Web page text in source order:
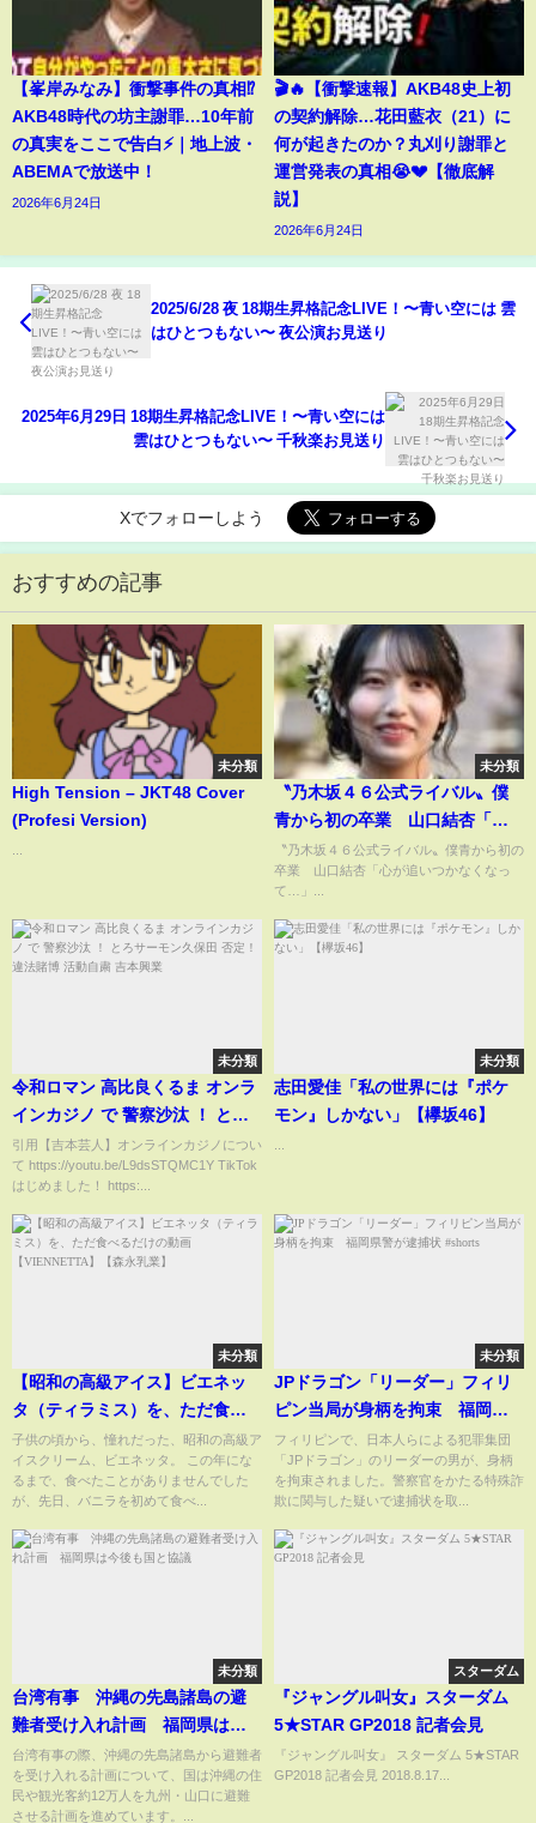
【峯岸みなみ】衝撃事件の真相⁉️
AKB48時代の坊主謝罪…10年前
の真実をここで告白⚡️｜地上波・
ABEMAで放送中！
2026年6月24日
🎬🔥【衝撃速報】AKB48史上初
の契約解除…花田藍衣（21）に
何が起きたのか？丸刈り謝罪と
運営発表の真相😭💔【徹底解
説】
2026年6月24日
2025/6/28 夜 18期生昇格記念LIVE！〜青い空には 雲
はひとつもない〜 夜公演お見送り
2025年6月29日 18期生昇格記念LIVE！〜青い空には
雲はひとつもない〜 千秋楽お見送り
Xでフォローしよう
おすすめの記事
未分類
High Tension – JKT48 Cover
(Profesi Version)
未分類
〝乃木坂４６公式ライバル〟僕
青から初の卒業 山口結杏「心
が追いつかなくなって…」
〝乃木坂４６公式ライバル〟僕青から初の
卒業 山口結杏「心が追いつかなくなっ
て…」...
未分類
令和ロマン 高比良くるま オンラ
インカジノ で 警察沙汰 ！ とろ
サーモン久保田 否定！ 違法賭博
活動自粛 吉本興業
引用【吉本芸人】オンラインカジノについ
て https://youtu.be/L9dsSTQMC1Y TikTok
はじめました！ https:...
未分類
志田愛佳「私の世界には『ポケ
モン』しかない」【欅坂46】
未分類
【昭和の高級アイス】ビエネッ
タ（ティラミス）を、ただ食べ
るだけの動画【VIENNETTA】
【森永乳業】
子供の頃から、憧れだった、昭和の高級ア
イスクリーム、ビエネッタ。 この年にな
るまで、食べたことがありませんでした
が、先日、バニラを初めて食べ...
未分類
JPドラゴン「リーダー」フィリ
ピン当局が身柄を拘束 福岡県
警が逮捕状 #shorts
フィリピンで、日本人らによる犯罪集団
「JPドラゴン」のリーダーの男が、身柄
を拘束されました。警察官をかたる特殊詐
欺に関与した疑いで逮捕状を取...
未分類
台湾有事 沖縄の先島諸島の避
難者受け入れ計画 福岡県は今
後も国と協議
台湾有事の際、沖縄の先島諸島から避難者
を受け入れる計画について、国は沖縄の住
民や観光客約12万人を九州・山口に避難
させる計画を進めています。...
スターダム
『ジャングル叫女』スターダム
5★STAR GP2018 記者会見
『ジャングル叫女』 スターダム 5★STAR
GP2018 記者会見 2018.8.17...